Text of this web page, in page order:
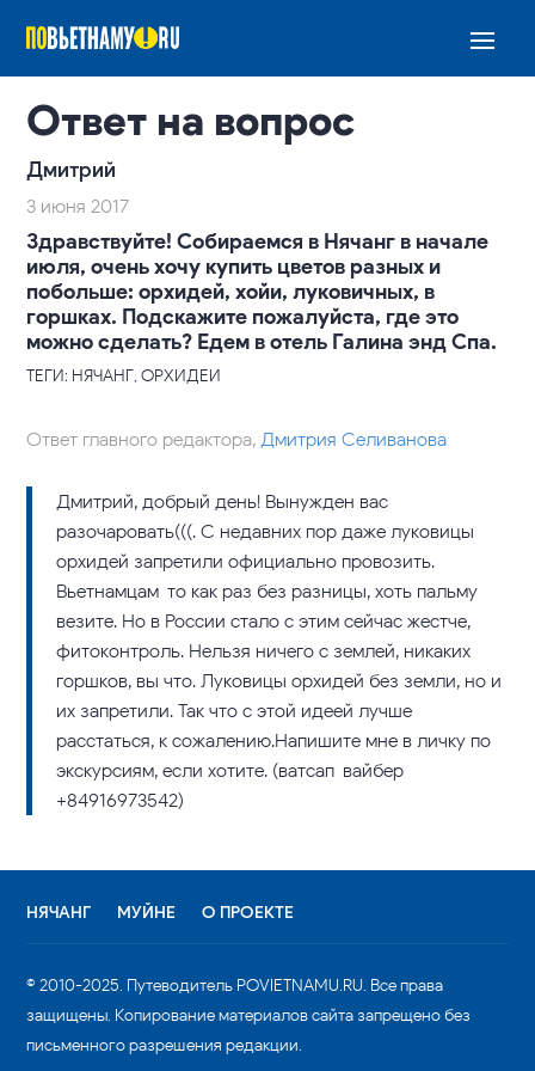
Ответ на вопрос
Дмитрий
3 июня 2017
Здравствуйте! Собираемся в Нячанг в начале
июля, очень хочу купить цветов разных и
побольше: орхидей, хойи, луковичных, в
горшках. Подскажите пожалуйста, где это
можно сделать? Едем в отель Галина энд Спа.
ТЕГИ: НЯЧАНГ, ОРХИДЕИ
Ответ главного редактора,Дмитрия Селиванова
Дмитрий, добрый день! Вынужден вас
разочаровать(((. С недавних пор даже луковицы
орхидей запретили официально провозить.
Вьетнамцам-то как раз без разницы, хоть пальму
везите. Но в России стало с этим сейчас жестче,
фитоконтроль. Нельзя ничего с землей, никаких
горшков, вы что. Луковицы орхидей без земли, но и
их запретили. Так что с этой идеей лучше
расстаться, к сожалению.Напишите мне в личку по
экскурсиям, если хотите. (ватсап-вайбер
+84916973542)
НЯЧАНГ МУЙНЕ О ПРОЕКТЕ
© 2010-2025. Путеводитель POVIETNAMU.RU. Все права
защищены. Копирование материалов сайта запрещено без
письменного разрешения редакции.